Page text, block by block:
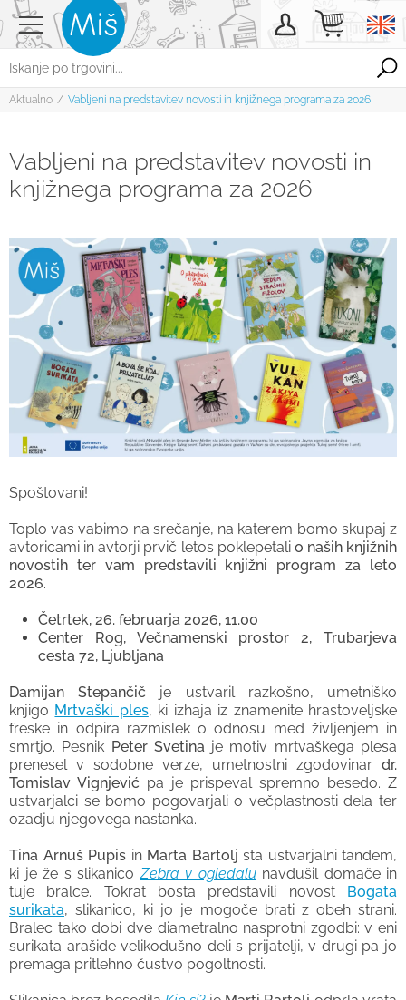
Aktualno / Vabljeni na predstavitev novosti in knjižnega programa za 2026
Vabljeni na predstavitev novosti in
knjižnega programa za 2026
Spoštovani!
Toplo vas vabimo na srečanje, na katerem bomo skupaj z
avtoricami in avtorji prvič letos poklepetali o naših knjižnih
novostih ter vam predstavili knjižni program za leto
2026.
Četrtek, 26. februarja 2026, 11.00
Center Rog, Večnamenski prostor 2, Trubarjeva
cesta 72, Ljubljana
Damijan Stepančič je ustvaril razkošno, umetniško
knjigo Mrtvaški ples, ki izhaja iz znamenite hrastoveljske
freske in odpira razmislek o odnosu med življenjem in
smrtjo. Pesnik Peter Svetina je motiv mrtvaškega plesa
prenesel v sodobne verze, umetnostni zgodovinar dr.
Tomislav Vignjević pa je prispeval spremno besedo. Z
ustvarjalci se bomo pogovarjali o večplastnosti dela ter
ozadju njegovega nastanka.
Tina Arnuš Pupis inMarta Bartolj sta ustvarjalni tandem,
ki je že s slikanico Zebra v ogledalunavdušil domače in
tuje bralce. Tokrat bosta predstavili novost Bogata
surikata, slikanico, ki jo je mogoče brati z obeh strani.
Bralec tako dobi dve diametralno nasprotni zgodbi: v eni
surikata arašide velikodušno deli s prijatelji, v drugi pa jo
premaga pritlehno čustvo pogoltnosti.